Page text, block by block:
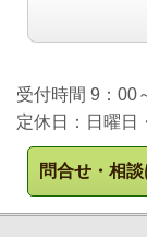
受付時間 9：00
定休日：日曜日
問合せ・相